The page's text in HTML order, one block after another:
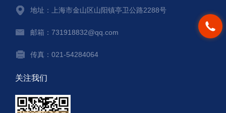
地址：上海市金山区山阳镇亭卫公路2288号
邮箱：731918832@qq.com
传真：021-54284064
关注我们